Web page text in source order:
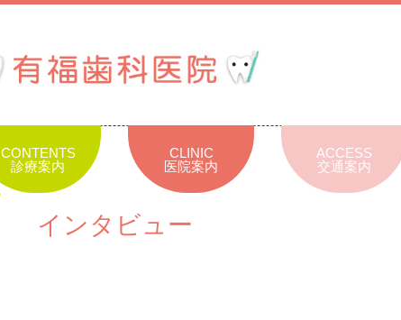
CONTENTS
診療案内
CLINIC
医院案内
ACCESS
交通案内
インタビュー